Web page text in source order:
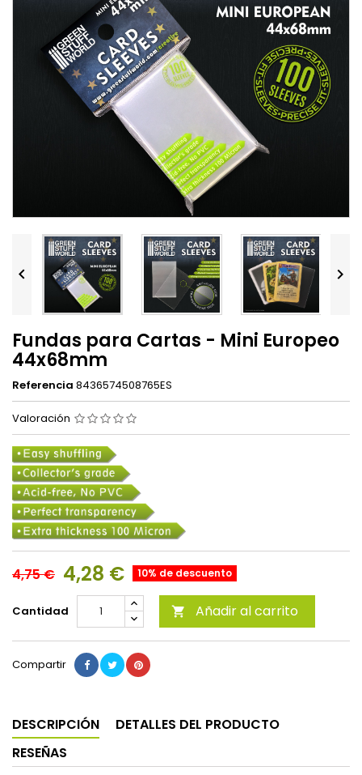
 
Fundas para Cartas - Mini Europeo
44x68mm
Referencia 8436574508765ES
Valoración
4,75 € 4,28 € 10% de descuento
Cantidad  Añadir al carrito
Compartir
DESCRIPCIÓN
DETALLES DEL PRODUCTO
RESEÑAS